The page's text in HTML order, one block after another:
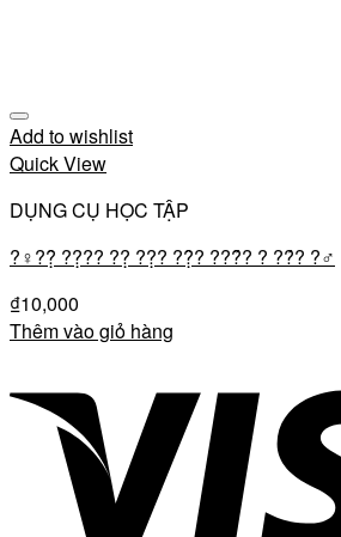
Add to wishlist
Quick View
DỤNG CỤ HỌC TẬP
?‍♀️??̣̂ ??̣?? ??̣ ??̣? ??̣̂? ???̂́? ? ??́? ?‍♂️
₫10,000
Thêm vào giỏ hàng